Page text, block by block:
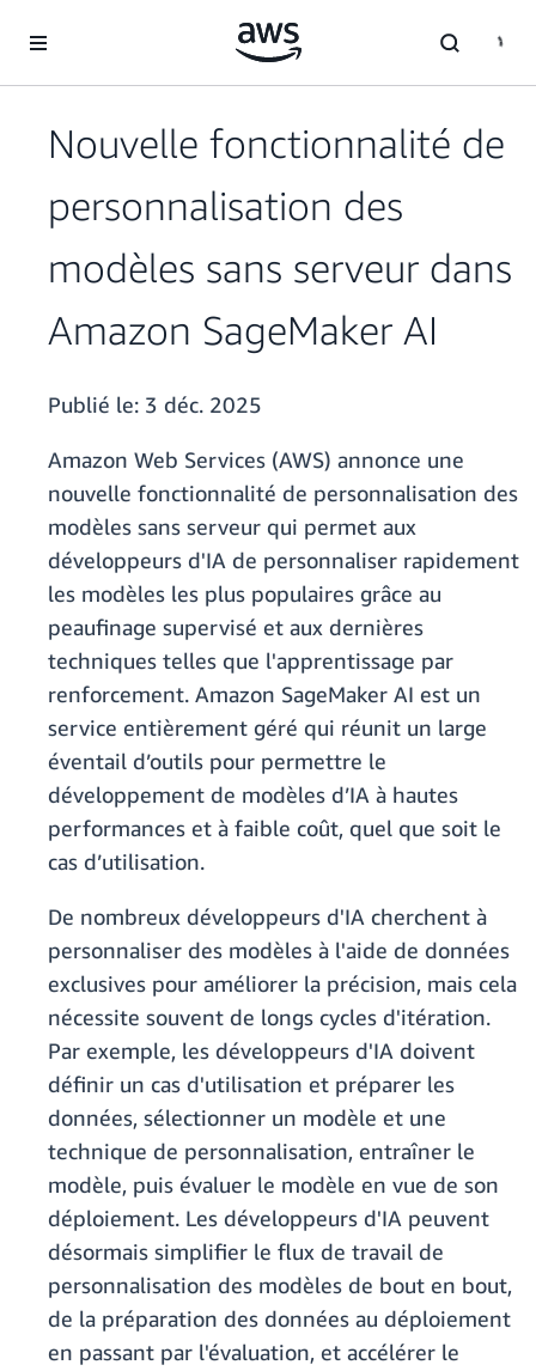
Nouvelle fonctionnalité de
personnalisation des
modèles sans serveur dans
Amazon SageMaker AI
Publié le: 3 déc. 2025
Amazon Web Services (AWS) annonce une
nouvelle fonctionnalité de personnalisation des
modèles sans serveur qui permet aux
développeurs d'IA de personnaliser rapidement
les modèles les plus populaires grâce au
peaufinage supervisé et aux dernières
techniques telles que l'apprentissage par
renforcement. Amazon SageMaker AI est un
service entièrement géré qui réunit un large
éventail d’outils pour permettre le
développement de modèles d’IA à hautes
performances et à faible coût, quel que soit le
cas d’utilisation.
De nombreux développeurs d'IA cherchent à
personnaliser des modèles à l'aide de données
exclusives pour améliorer la précision, mais cela
nécessite souvent de longs cycles d'itération.
Par exemple, les développeurs d'IA doivent
définir un cas d'utilisation et préparer les
données, sélectionner un modèle et une
technique de personnalisation, entraîner le
modèle, puis évaluer le modèle en vue de son
déploiement. Les développeurs d'IA peuvent
désormais simplifier le flux de travail de
personnalisation des modèles de bout en bout,
de la préparation des données au déploiement
en passant par l'évaluation, et accélérer le